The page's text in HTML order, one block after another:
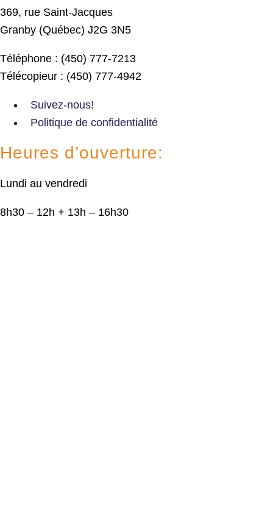
369, rue Saint-Jacques
Granby (Québec) J2G 3N5
Téléphone : (450) 777-7213
Télécopieur : (450) 777-4942
Suivez-nous!
Politique de confidentialité
Heures d’ouverture:
Lundi au vendredi
8h30 – 12h + 13h – 16h30